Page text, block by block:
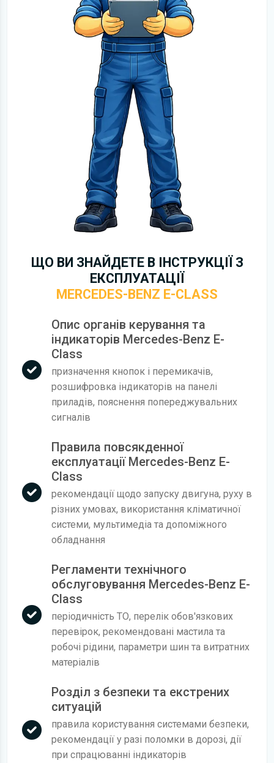
ЩО ВИ ЗНАЙДЕТЕ В ІНСТРУКЦІЇ З
ЕКСПЛУАТАЦІЇ
MERCEDES-BENZ E-CLASS
Опис органів керування та
індикаторів Mercedes-Benz E-
Class
призначення кнопок і перемикачів,
розшифровка індикаторів на панелі
приладів, пояснення попереджувальних
сигналів
Правила повсякденної
експлуатації Mercedes-Benz E-
Class
рекомендації щодо запуску двигуна, руху в
різних умовах, використання кліматичної
системи, мультимедіа та допоміжного
обладнання
Регламенти технічного
обслуговування Mercedes-Benz E-
Class
періодичність ТО, перелік обов'язкових
перевірок, рекомендовані мастила та
робочі рідини, параметри шин та витратних
матеріалів
Розділ з безпеки та екстрених
ситуацій
правила користування системами безпеки,
рекомендації у разі поломки в дорозі, дії
при спрацюванні індикаторів